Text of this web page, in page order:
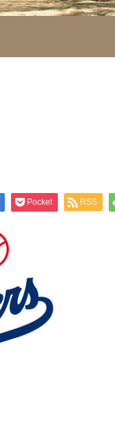
Pocket RSS